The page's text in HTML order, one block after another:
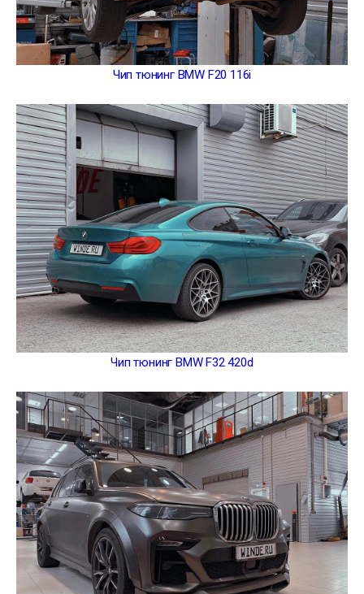
Чип тюнинг BMW F20 116i
Чип тюнинг BMW F32 420d